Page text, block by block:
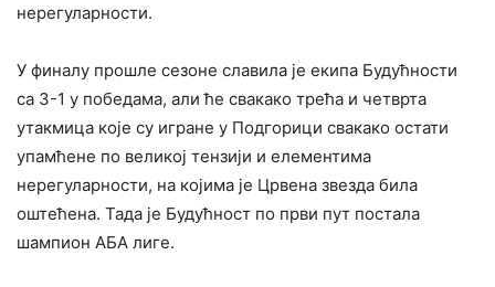
нерегуларности.
У финалу прошле сезоне славила је екипа Будућности
са 3-1 у победама, али ће свакако трећа и четврта
утакмица које су игране у Подгорици свакако остати
упамћене по великој тензији и елементима
нерегуларности, на којима је Црвена звезда била
оштећена. Тада је Будућност по први пут постала
шампион АБА лиге.